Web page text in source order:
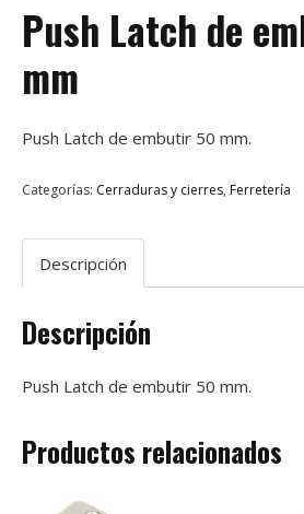
Push Latch de
mm
Push Latch de embutir 50 mm.
Categorías: Cerraduras y cierres, Ferretería
Descripción
Descripción
Push Latch de embutir 50 mm.
Productos relacionados